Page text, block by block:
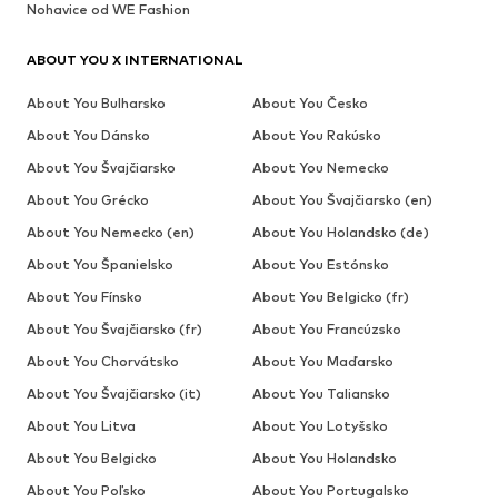
Nohavice od WE Fashion
ABOUT YOU X INTERNATIONAL
About You Bulharsko
About You Česko
About You Dánsko
About You Rakúsko
About You Švajčiarsko
About You Nemecko
About You Grécko
About You Švajčiarsko (en)
About You Nemecko (en)
About You Holandsko (de)
About You Španielsko
About You Estónsko
About You Fínsko
About You Belgicko (fr)
About You Švajčiarsko (fr)
About You Francúzsko
About You Chorvátsko
About You Maďarsko
About You Švajčiarsko (it)
About You Taliansko
About You Litva
About You Lotyšsko
About You Belgicko
About You Holandsko
About You Poľsko
About You Portugalsko